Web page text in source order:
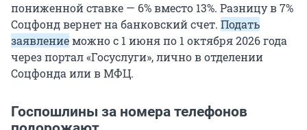
пониженной ставке — 6% вместо 13%. Разницу в 7%
Соцфонд вернет на банковский счет. Подать
заявлениеможно с 1 июня по 1 октября 2026 года
через портал «Госуслуги», лично в отделении
Соцфонда или в МФЦ.
Госпошлины за номера телефонов